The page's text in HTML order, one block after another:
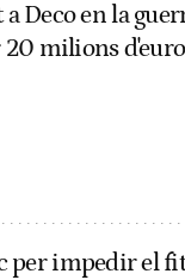
Deco en la
20 milions
per impedir el